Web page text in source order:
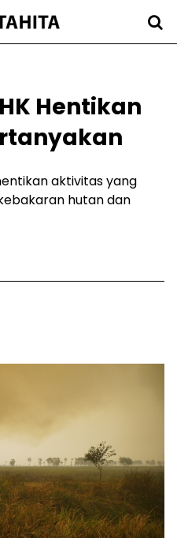
Hentikan
aktivitas yang
hutan dan